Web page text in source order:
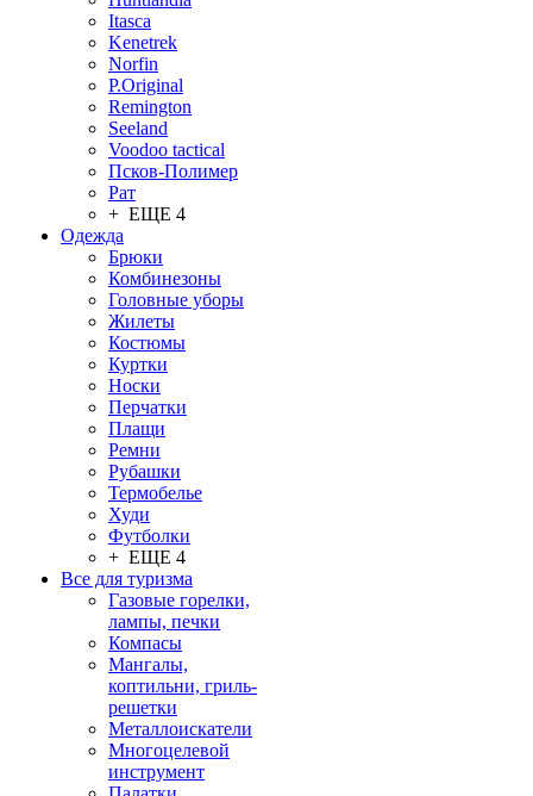
Itasca
Kenetrek
Norfin
P.Original
Remington
Seeland
Voodoo tactical
Псков-Полимер
Рат
+ ЕЩЕ 4
Одежда
Брюки
Комбинезоны
Головные уборы
Жилеты
Костюмы
Куртки
Носки
Перчатки
Плащи
Ремни
Рубашки
Термобелье
Худи
Футболки
+ ЕЩЕ 4
Все для туризма
Газовые горелки,
лампы, печки
Компасы
Мангалы,
коптильни, гриль-
решетки
Металлоискатели
Многоцелевой
инструмент